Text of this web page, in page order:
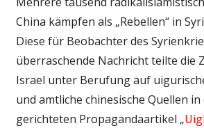
China kämpfen als „Rebellen“ in
Diese für Beobachter des
überraschende Nachricht teilte die
Israel unter Berufung auf
und amtliche chinesische Quellen
gerichteten Propagandaartikel „